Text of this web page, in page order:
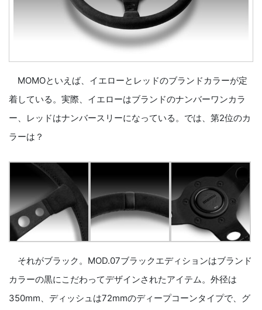
MOMOといえば、イエローとレッドのブランドカラーが定
着している。実際、イエローはブランドのナンバーワンカラ
ー、レッドはナンバースリーになっている。では、第2位のカ
ラーは？
それがブラック。MOD.07ブラックエディションはブランド
カラーの黒にこだわってデザインされたアイテム。外径は
350mm、ディッシュは72mmのディープコーンタイプで、グ